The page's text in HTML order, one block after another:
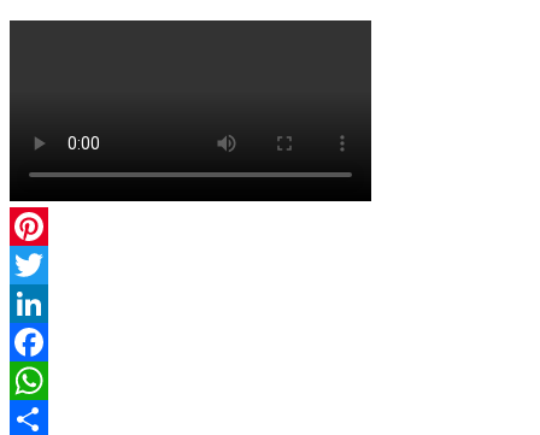
Pinterest
Twitter
LinkedIn
Facebook
WhatsApp